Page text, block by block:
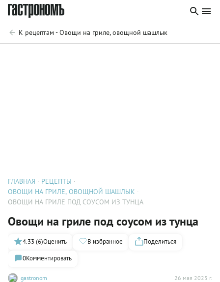
К рецептам - Овощи на гриле, овощной шашлык
ГЛАВНАЯ
РЕЦЕПТЫ
ОВОЩИ НА ГРИЛЕ, ОВОЩНОЙ ШАШЛЫК
ОВОЩИ НА ГРИЛЕ ПОД СОУСОМ ИЗ ТУНЦА
Овощи на гриле под соусом из тунца
gastronom 26 мая 2025 г.
4.33 (6)Оценить В избранное
Поделиться
0Комментировать